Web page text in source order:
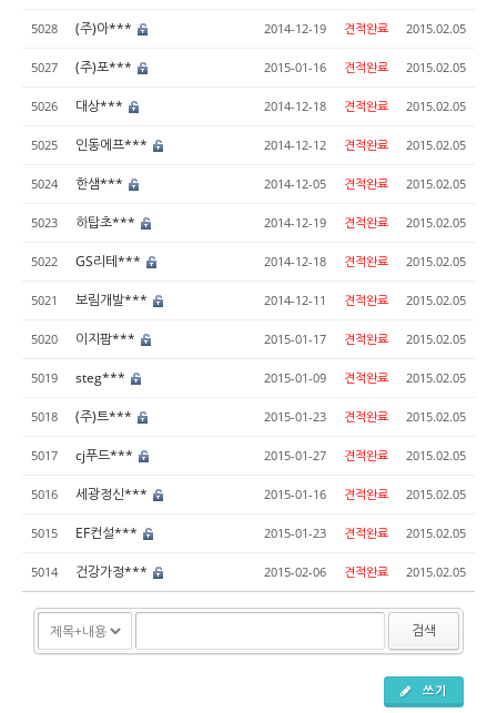
5028 (주)아*** 2014-12-19 견적완료 2015.02.05
5027 (주)포*** 2015-01-16 견적완료 2015.02.05
5026 대상*** 2014-12-18 견적완료 2015.02.05
5025 인동에프*** 2014-12-12 견적완료 2015.02.05
5024 한샘*** 2014-12-05 견적완료 2015.02.05
5023 하탑초*** 2014-12-19 견적완료 2015.02.05
5022 GS리테*** 2014-12-18 견적완료 2015.02.05
5021 보림개발*** 2014-12-11 견적완료 2015.02.05
5020 이지팜*** 2015-01-17 견적완료 2015.02.05
5019 steg*** 2015-01-09 견적완료 2015.02.05
5018 (주)트*** 2015-01-23 견적완료 2015.02.05
5017 cj푸드*** 2015-01-27 견적완료 2015.02.05
5016 세광정신*** 2015-01-16 견적완료 2015.02.05
5015 EF컨설*** 2015-01-23 견적완료 2015.02.05
5014 건강가정*** 2015-02-06 견적완료 2015.02.05
검색
쓰기